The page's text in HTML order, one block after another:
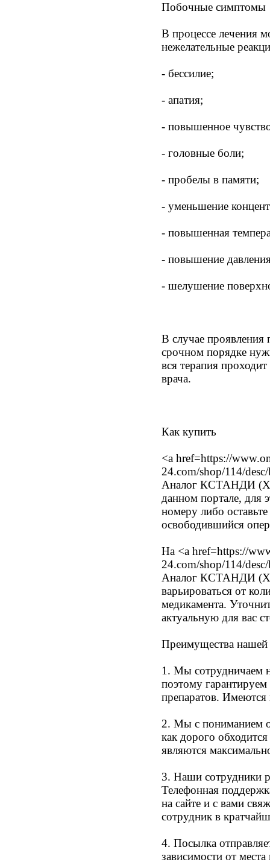
Побочные симптомы
В процессе лечения
нежелательные
- бессилие;
- апатия;
- повышенное
- головные боли;
- пробелы в памяти;
- уменьшение
- повышенная
- повышение
- шелушение
В случае
срочном порядке
вся терапия
врача.
Как купить
<a href=https://
24.com/shop/114/
Аналог КСТАНДИ
данном портале, для
номеру либо
освободившийся
На <a href=https://
24.com/shop/114/
Аналог КСТАНДИ
варьироваться от
медикамента.
актуальную для вас
Преимущества нашей
1. Мы сотрудничаем
поэтому
препаратов. Имеются
2. Мы с пониманием
как дорого
являются
3. Наши сотрудники
Телефонная
на сайте и с вами
сотрудник в
4. Посылка
зависимости от